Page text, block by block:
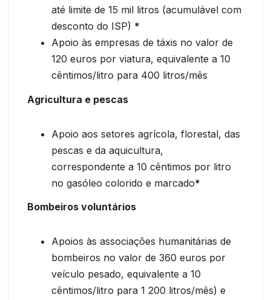
até limite de 15 mil litros (acumulável com
desconto do ISP) *
Apoio às empresas de táxis no valor de
120 euros por viatura, equivalente a 10
cêntimos/litro para 400 litros/mês
Agricultura e pescas
Apoio aos setores agrícola, florestal, das
pescas e da aquicultura,
correspondente a 10 cêntimos por litro
no gasóleo colorido e marcado*
Bombeiros voluntários
Apoios às associações humanitárias de
bombeiros no valor de 360 euros por
veículo pesado, equivalente a 10
cêntimos/litro para 1 200 litros/mês) e